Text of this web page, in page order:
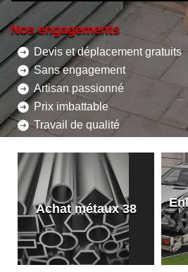
Nos engagements
Devis et déplacement gratuits
Sans engagement
Artisan passionné
Prix imbattable
Travail de qualité
Achat métaux 38